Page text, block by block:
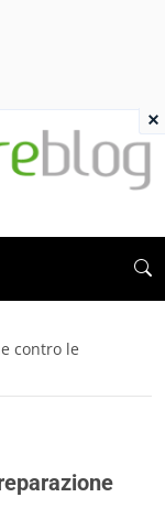
contro le
×